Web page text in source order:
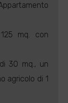
mq. con
30 mq., un
agricolo di 1